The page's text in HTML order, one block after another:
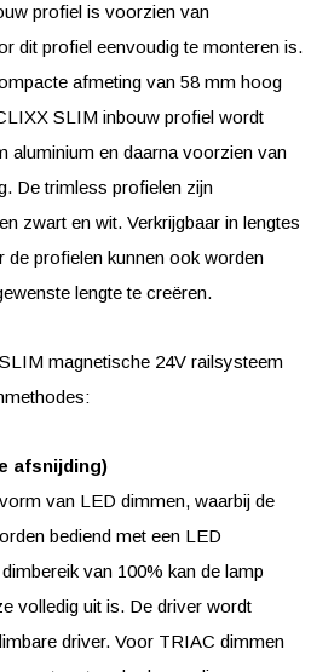
profiel is voorzien van
dit profiel eenvoudig te monteren is.
afmeting van 58 mm hoog
SLIM inbouw profiel wordt
aluminium en daarna voorzien van
De trimless profielen zijn
zwart en wit. Verkrijgbaar in lengtes
de profielen kunnen ook worden
lengte te creëren.
magnetische 24V railsysteem
afsnijding)
van LED dimmen, waarbij de
bediend met een LED
van 100% kan de lamp
volledig uit is. De driver wordt
driver. Voor TRIAC dimmen